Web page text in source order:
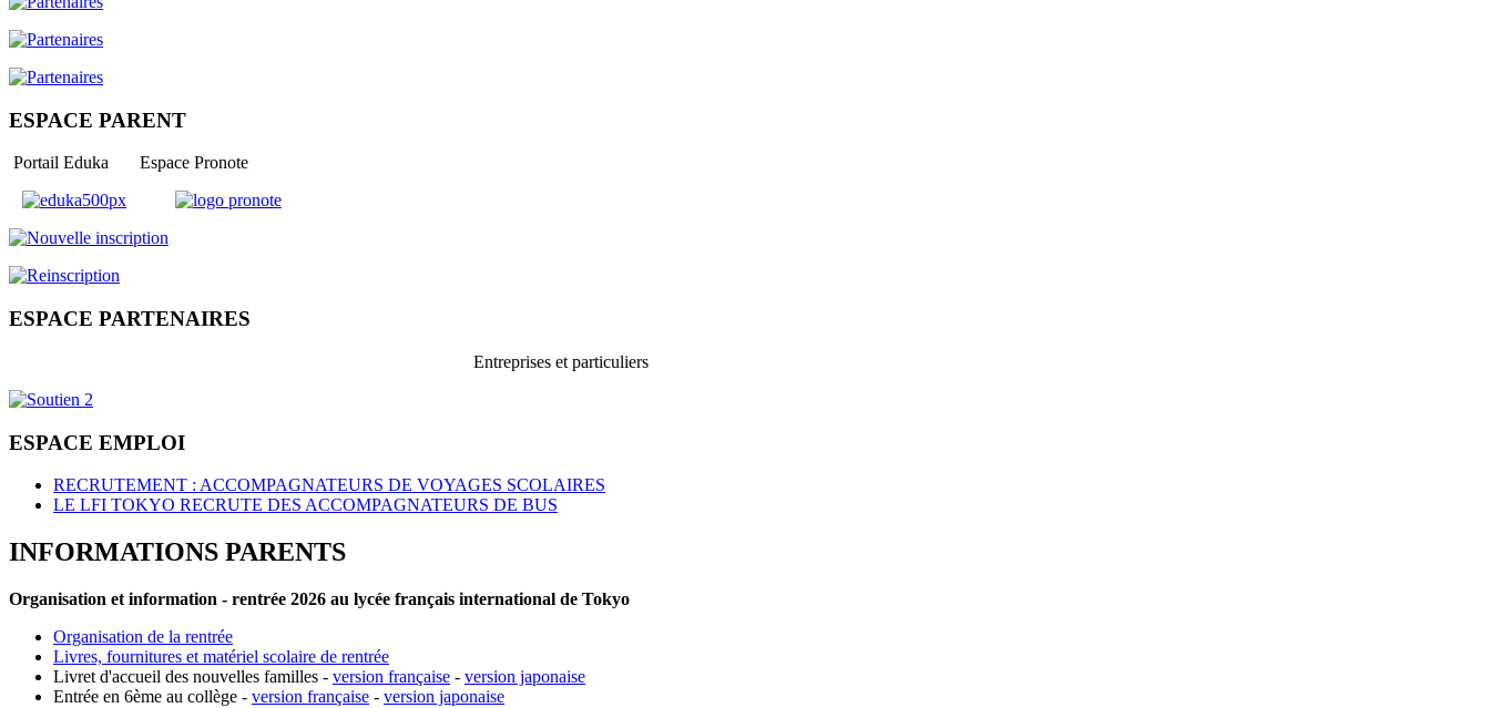
ESPACE PARENT
Portail Eduka Espace Pronote
ESPACE PARTENAIRES
Entreprises et particuliers
ESPACE EMPLOI
RECRUTEMENT : ACCOMPAGNATEURS DE VOYAGES SCOLAIRES
LE LFI TOKYO RECRUTE DES ACCOMPAGNATEURS DE BUS
INFORMATIONS PARENTS
Organisation et information - rentrée 2026 au lycée français international de Tokyo
Organisation de la rentrée
Livres, fournitures et matériel scolaire de rentrée
Livret d'accueil des nouvelles familles - version française - version japonaise
Entrée en 6ème au collège - version française - version japonaise